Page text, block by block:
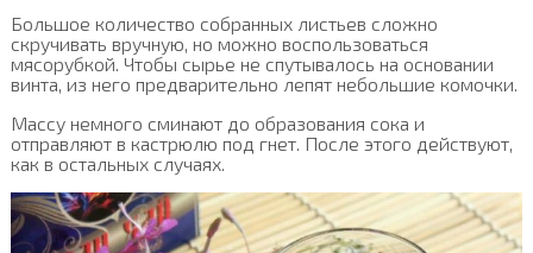
Большое количество собранных листьев сложно
скручивать вручную, но можно воспользоваться
мясорубкой. Чтобы сырье не спутывалось на основании
винта, из него предварительно лепят небольшие комочки.
Массу немного сминают до образования сока и
отправляют в кастрюлю под гнет. После этого действуют,
как в остальных случаях.